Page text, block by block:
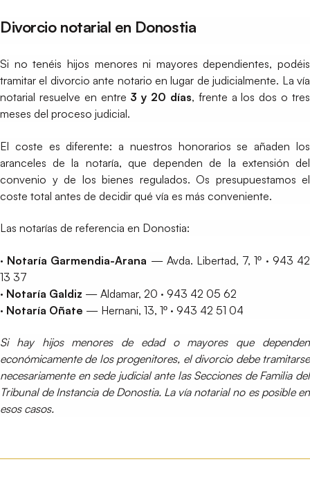
Divorcio notarial en Donostia
Si no tenéis hijos menores ni mayores dependientes, podéis
tramitar el divorcio ante notario en lugar de judicialmente. La vía
notarial resuelve en entre 3 y 20 días, frente a los dos o tres
meses del proceso judicial.
El coste es diferente: a nuestros honorarios se añaden los
aranceles de la notaría, que dependen de la extensión del
convenio y de los bienes regulados. Os presupuestamos el
coste total antes de decidir qué vía es más conveniente.
Las notarías de referencia en Donostia:
· Notaría Garmendia-Arana — Avda. Libertad, 7, 1º · 943 42
13 37
· Notaría Galdiz — Aldamar, 20 · 943 42 05 62
· Notaría Oñate — Hernani, 13, 1º · 943 42 51 04
Si hay hijos menores de edad o mayores que dependen
económicamente de los progenitores, el divorcio debe tramitarse
necesariamente en sede judicial ante las Secciones de Familia del
Tribunal de Instancia de Donostia. La vía notarial no es posible en
esos casos.